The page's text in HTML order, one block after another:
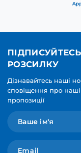
РОЗСИЛКУ
Дізнавайтесь наші
сповіщення про наші
пропозиції